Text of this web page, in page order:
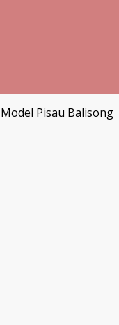
Pisau Balisong